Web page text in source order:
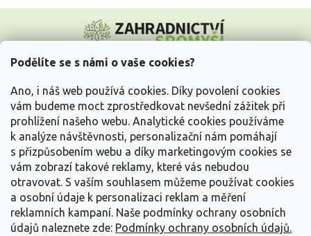
Podělíte se s námi o vaše cookies?
Ano, i náš web používá cookies. Díky povolení cookies
vám budeme moct zprostředkovat nevšední zážitek při
prohlížení našeho webu. Analytické cookies používáme
k analýze návštěvnosti, personalizační nám pomáhají
s přizpůsobením webu a díky marketingovým cookies se
vám zobrazí takové reklamy, které vás nebudou
otravovat. S vaším souhlasem můžeme používat cookies
a osobní údaje k personalizaci reklam a měření
reklamních kampaní. Naše podmínky ochrany osobních
údajů naleznete zde: Podmínky ochrany osobních údajů.
p
Vše o nákupu
Informace pro Vás
Kontakujte nás